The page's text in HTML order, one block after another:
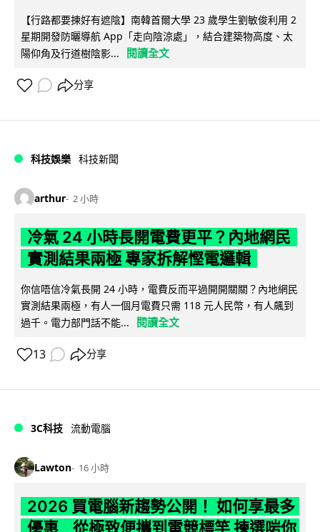
【行路都要揀好有遮陰】南韓首爾大學 23 歲學生劉敏俊利用 2
星期開發防曬導航 App「走向陰涼處」，結合建築物高度、太
陽仰角及行道樹陰影...
閱讀全文
分享
科技娛樂 科技新聞
arthur 2 小時
冷氣 24 小時長開電費更平？內地網民
實測結果兩極 專家拆解慳電邏輯
你信唔信冷氣長開 24 小時，電費反而平過開開關關？內地網民
實測結果兩極，有人一個月電費只需 118 元人民幣，有人飆到
過千。電力部門話不能...
閱讀全文
13 分享
3C科技 流動電腦
Lawton 16 小時
2026 買電腦新趨勢公開！ 如何享最多
優惠 從極致便攜到電競標竿 揀選啱你